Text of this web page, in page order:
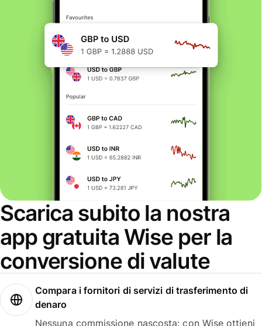
Scarica subito la nostra
app gratuita Wise per la
conversione di valute
Compara i fornitori di servizi di trasferimento di
denaro
Nessuna commissione nascosta: con Wise ottieni